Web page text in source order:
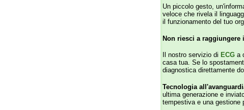
Scegli la tranquillità. Scegli la
Le medicazioni avanzate: una
Le medicazioni tradizionali
delle ferite, grazie alle
propri dispositivi medici che
Vantaggi delle medicazioni